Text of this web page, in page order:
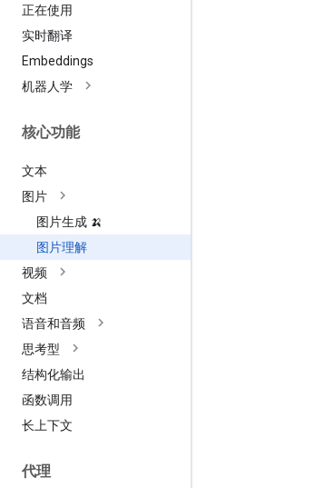
正在使用
实时翻译
Embeddings
机器人学
核心功能
文本
图片
图片生成 🍌
图片理解
视频
文档
语音和音频
思考型
结构化输出
函数调用
长上下文
代理